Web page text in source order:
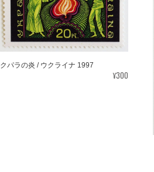
クパラの炎 / ウクライナ 1997
¥300